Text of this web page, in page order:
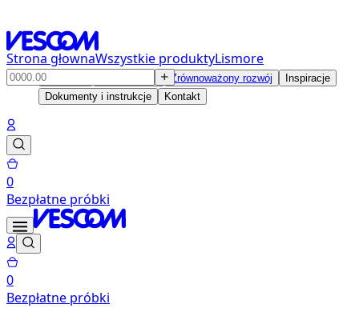
Strona głownaWszystkie produktyLismore
Produkty Zrównoważony rozwój
Inspiracje
Dokumenty i instrukcje
Kontakt
0
Bezpłatne próbki
0
Bezpłatne próbki